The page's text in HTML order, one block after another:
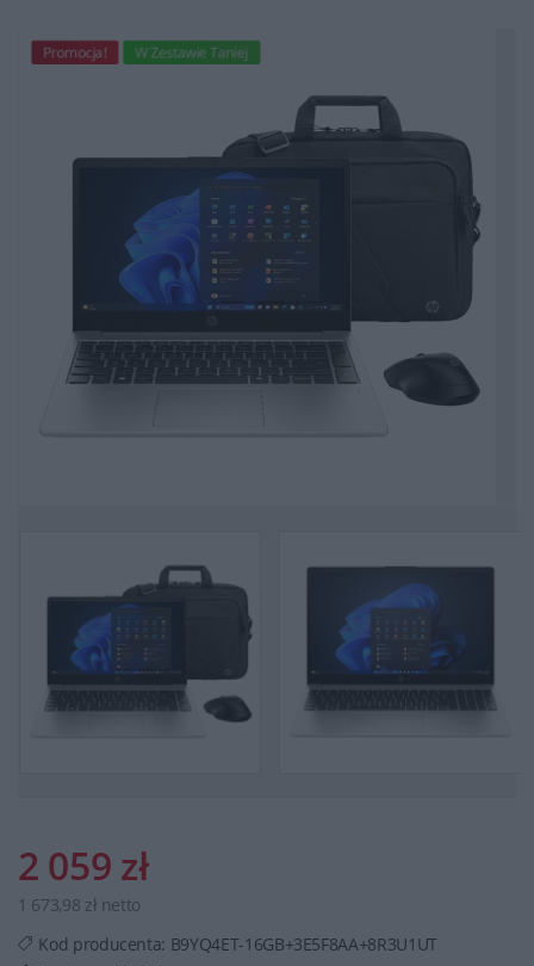
Promocja! W Zestawie Taniej
2 059 zł
1 673,98 zł netto
Kod producenta: B9YQ4ET-16GB+3E5F8AA+8R3U1UT